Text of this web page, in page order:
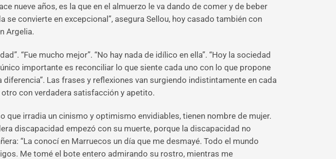
nueve años, es la que en el almuerzo le va dando de comer y de beber
se convierte en excepcional”, asegura Sellou, hoy casado también con
Argelia.
“Fue mucho mejor”. “No hay nada de idílico en ella”. “Hoy la sociedad
importante es reconciliar lo que siente cada uno con lo que propone
Las frases y reflexiones van surgiendo indistintamente en cada
con verdadera satisfacción y apetito.
que irradia un cinismo y optimismo envidiables, tienen nombre de mujer.
discapacidad empezó con su muerte, porque la discapacidad no
“La conocí en Marruecos un día que me desmayé. Todo el mundo
Me tomé el bote entero admirando su rostro, mientras me